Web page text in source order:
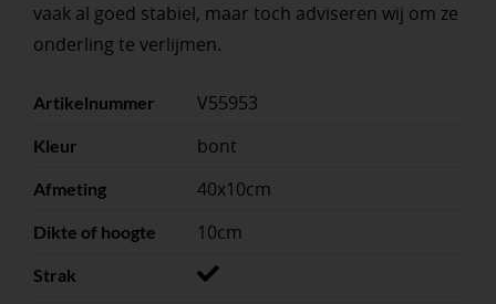
vaak al goed stabiel, maar toch adviseren wij om ze
onderling te verlijmen.
Artikelnummer V55953
Kleur bont
Afmeting 40x10cm
Dikte of hoogte 10cm
Strak